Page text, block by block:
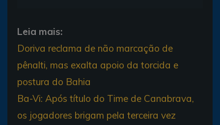
Leia mais:
Doriva reclama de não marcação de
pênalti, mas exalta apoio da torcida e
postura do Bahia
Ba-Vi: Após título do Time de Canabrava,
os jogadores brigam pela terceira vez